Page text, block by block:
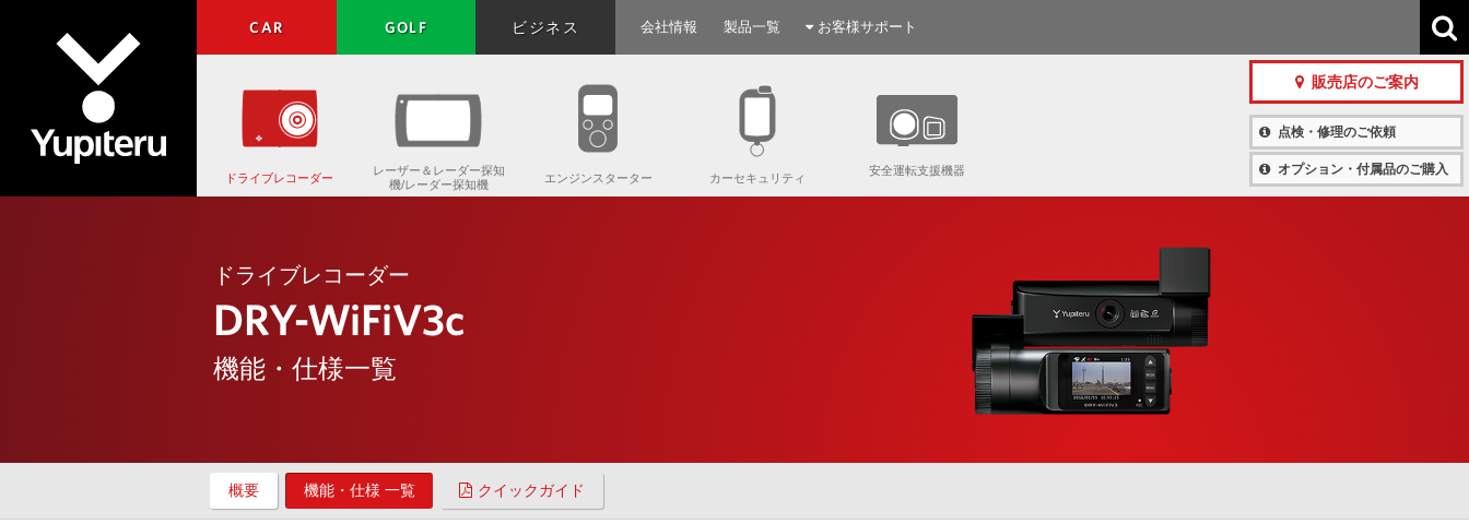
CAR GOLF ビジネス 会社情報 製品一覧 お客様サポート
販売店のご案内
点検・修理のご依頼
オプション・付属品のご購入
ドライブレコーダー
レーザー＆レーダー探知
機/レーダー探知機
エンジンスターター カーセキュリティ
安全運転支援機器
ドライブレコーダー
DRY-WiFiV3c
機能・仕様一覧
概要 機能・仕様 一覧 クイックガイド